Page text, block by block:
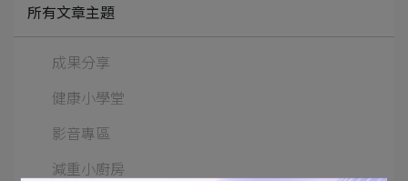
所有文章主題
成果分享
健康小學堂
影音專區
減重小廚房